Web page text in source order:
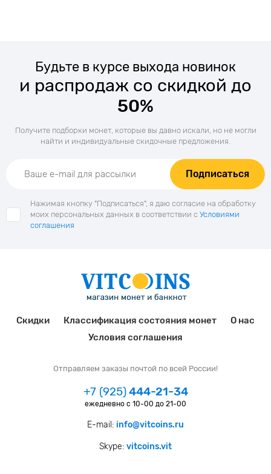
Будьте в курсе выхода новинок
и распродаж со скидкой до
50%
Получите подборки монет, которые вы давно искали, но не могли
найти и индивидуальные скидочные предложения.
Подписаться
Нажимая кнопку "Подписаться", я даю согласие на обработку
моих персональных данных в соответствии с Условиями
соглашения
Скидки Классификация состояния монет
О нас
Условия соглашения
Отправляем заказы почтой по всей России!
+7 (925)444-21-34
ежедневно с 10-00 до 21-00
E-mail: info@vitcoins.ru
Skype: vitcoins.vit